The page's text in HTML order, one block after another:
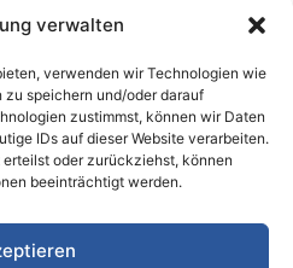
verwalten
verwenden wir Technologien wie
speichern und/oder darauf
zustimmst, können wir Daten
IDs auf dieser Website verarbeiten.
oder zurückziehst, können
beeinträchtigt werden.
KATEGORIEN
Einkauf & Beschaffung
& Vorsorge